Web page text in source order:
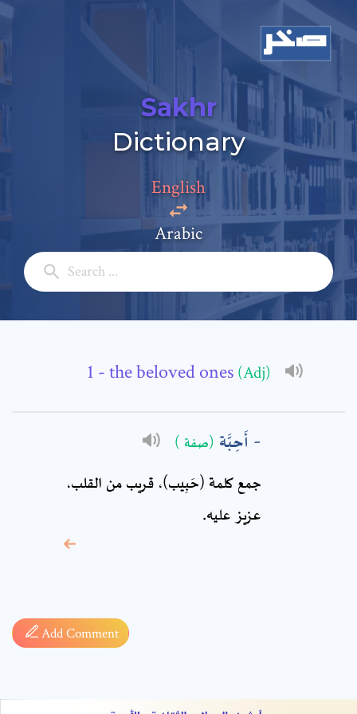
Sakhr
Dictionary
English
Arabic
- the beloved ones (Adj)
أَحِبَّة (صفة )
جمع كلمة (حَبِيب)، قريب من القلب،
عزيز عليه.
Add Comment
Add a comment
Full Name: *
Comment: *